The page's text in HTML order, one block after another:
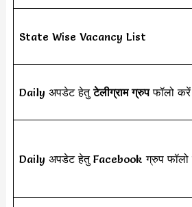
State Wise Vacancy List
Daily अपडेट हेतुटेलीग्राम ग्रुपफॉलो करें
Daily अपडेट हेतु Facebook ग्रुप फॉलो